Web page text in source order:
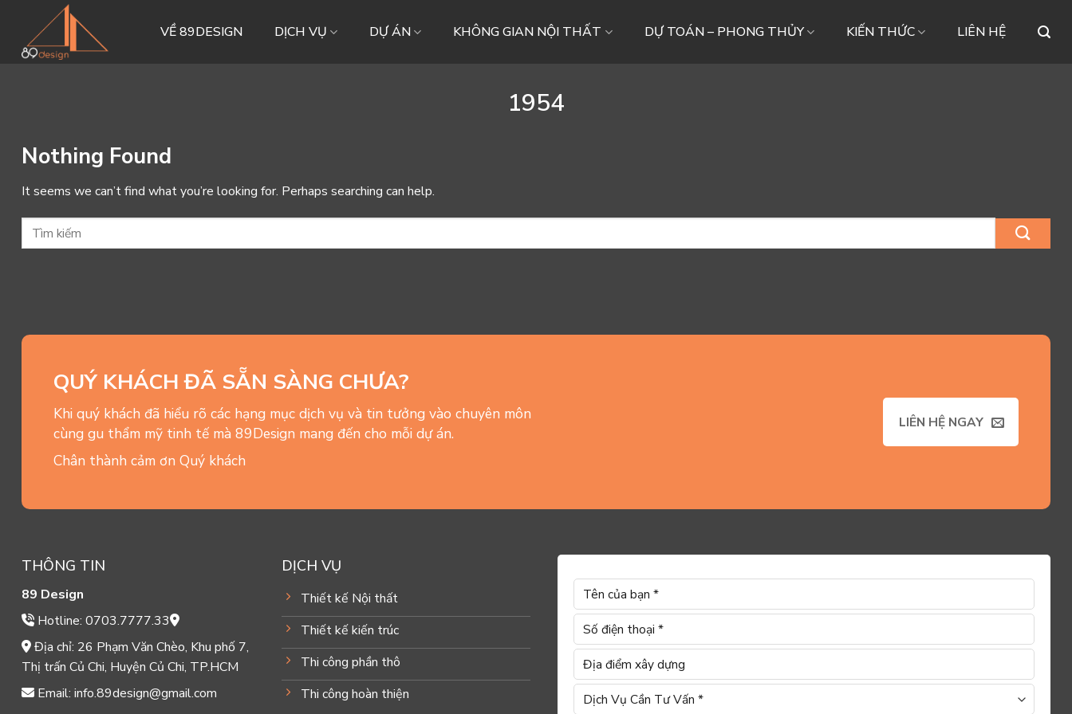
content
VỀ 89DESIGN DỊCH VỤ DỰ ÁN KHÔNG GIAN NỘI THẤT DỰ TOÁN – PHONG THỦY KIẾN THỨC LIÊN HỆ
1954
Nothing Found
It seems we can’t find what you’re looking for. Perhaps searching can help.
QUÝ KHÁCH ĐÃ SẴN SÀNG CHƯA?
Khi quý khách đã hiểu rõ các hạng mục dịch vụ và tin tưởng vào chuyên môn
cùng gu thẩm mỹ tinh tế mà 89Design mang đến cho mỗi dự án.
Chân thành cảm ơn Quý khách
LIÊN HỆ NGAY
THÔNG TIN
89 Design
Hotline: 0703.7777.33
Địa chỉ: 26 Phạm Văn Chèo, Khu phố 7,
Thị trấn Củ Chi, Huyện Củ Chi, TP.HCM
Email: info.89design@gmail.com
DỊCH VỤ
Thiết kế Nội thất
Thiết kế kiến trúc
Thi công phần thô
Thi công hoàn thiện